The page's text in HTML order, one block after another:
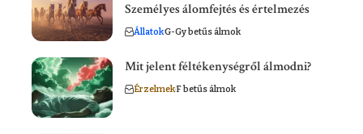
Személyes álomfejtés és értelmezés
ÁllatokG-Gy betűs álmok
Mit jelent féltékenységről álmodni?
ÉrzelmekF betűs álmok